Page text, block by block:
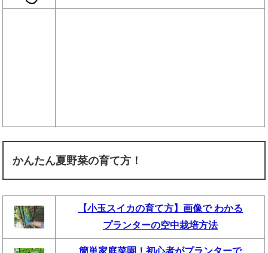
かんたん夏野菜の育て方！
【小玉スイカの育て方】画像で わかる
プランターの空中栽培方法